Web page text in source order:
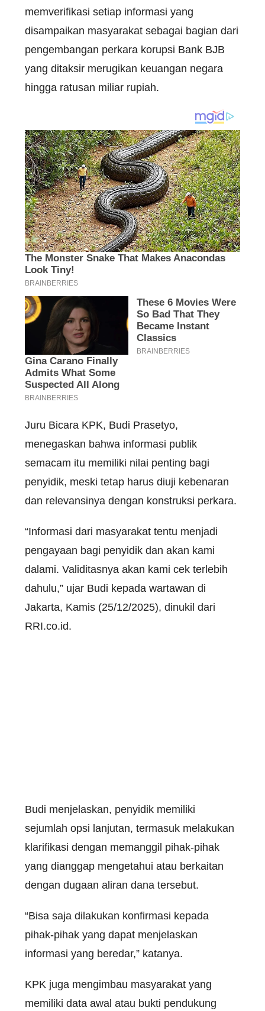
memverifikasi setiap informasi yang
disampaikan masyarakat sebagai bagian dari
pengembangan perkara korupsi Bank BJB
yang ditaksir merugikan keuangan negara
hingga ratusan miliar rupiah.
Juru Bicara KPK, Budi Prasetyo,
menegaskan bahwa informasi publik
semacam itu memiliki nilai penting bagi
penyidik, meski tetap harus diuji kebenaran
dan relevansinya dengan konstruksi perkara.
“Informasi dari masyarakat tentu menjadi
pengayaan bagi penyidik dan akan kami
dalami. Validitasnya akan kami cek terlebih
dahulu,” ujar Budi kepada wartawan di
Jakarta, Kamis (25/12/2025), dinukil dari
RRI.co.id.
Budi menjelaskan, penyidik memiliki
sejumlah opsi lanjutan, termasuk melakukan
klarifikasi dengan memanggil pihak-pihak
yang dianggap mengetahui atau berkaitan
dengan dugaan aliran dana tersebut.
“Bisa saja dilakukan konfirmasi kepada
pihak-pihak yang dapat menjelaskan
informasi yang beredar,” katanya.
KPK juga mengimbau masyarakat yang
memiliki data awal atau bukti pendukung